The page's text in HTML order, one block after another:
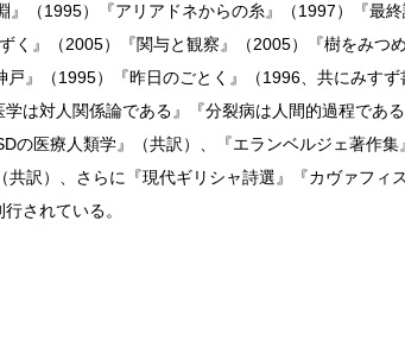
』（1995）『アリアドネからの糸』（1997）『
』（2005）『関与と観察』（2005）『樹をみつ
戸』（1995）『昨日のごとく』（1996、共にみす
は対人関係論である』『分裂病は人間的過程であ
の医療人類学』（共訳）、『エランベルジェ著作
共訳）、さらに『現代ギリシャ詩選』『カヴァ
されている。